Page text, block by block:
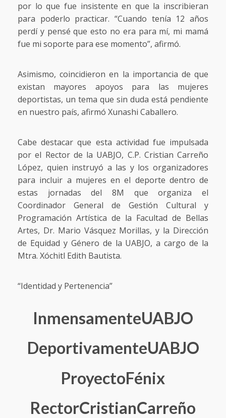
por lo que fue insistente en que la inscribieran
para poderlo practicar. “Cuando tenía 12 años
perdí y pensé que esto no era para mí, mi mamá
fue mi soporte para ese momento”, afirmó.
Asimismo, coincidieron en la importancia de que
existan mayores apoyos para las mujeres
deportistas, un tema que sin duda está pendiente
en nuestro país, afirmó Xunashi Caballero.
Cabe destacar que esta actividad fue impulsada
por el Rector de la UABJO, C.P. Cristian Carreño
López, quien instruyó a las y los organizadores
para incluir a mujeres en el deporte dentro de
estas jornadas del 8M que organiza el
Coordinador General de Gestión Cultural y
Programación Artística de la Facultad de Bellas
Artes, Dr. Mario Vásquez Morillas, y la Dirección
de Equidad y Género de la UABJO, a cargo de la
Mtra. Xóchitl Edith Bautista.
“Identidad y Pertenencia”
InmensamenteUABJO
DeportivamenteUABJO
ProyectoFénix
RectorCristianCarreño